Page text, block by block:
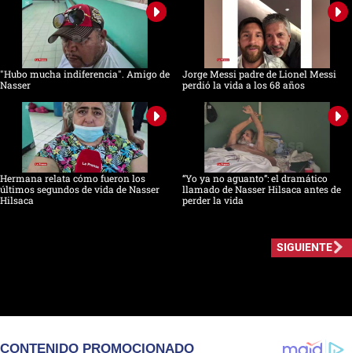
"Hubo mucha indiferencia". Amigo de
Nasser
Jorge Messi padre de Lionel Messi
perdió la vida a los 68 años
Hermana relata cómo fueron los
últimos segundos de vida de Nasser
Hilsaca
“Yo ya no aguanto”: el dramático
llamado de Nasser Hilsaca antes de
perder la vida
SIGUIENTE
CONTENIDO PROMOCIONADO